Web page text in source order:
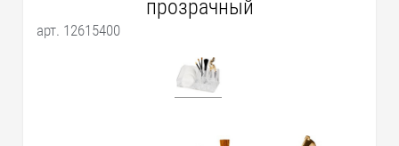
прозрачный
арт. 12615400